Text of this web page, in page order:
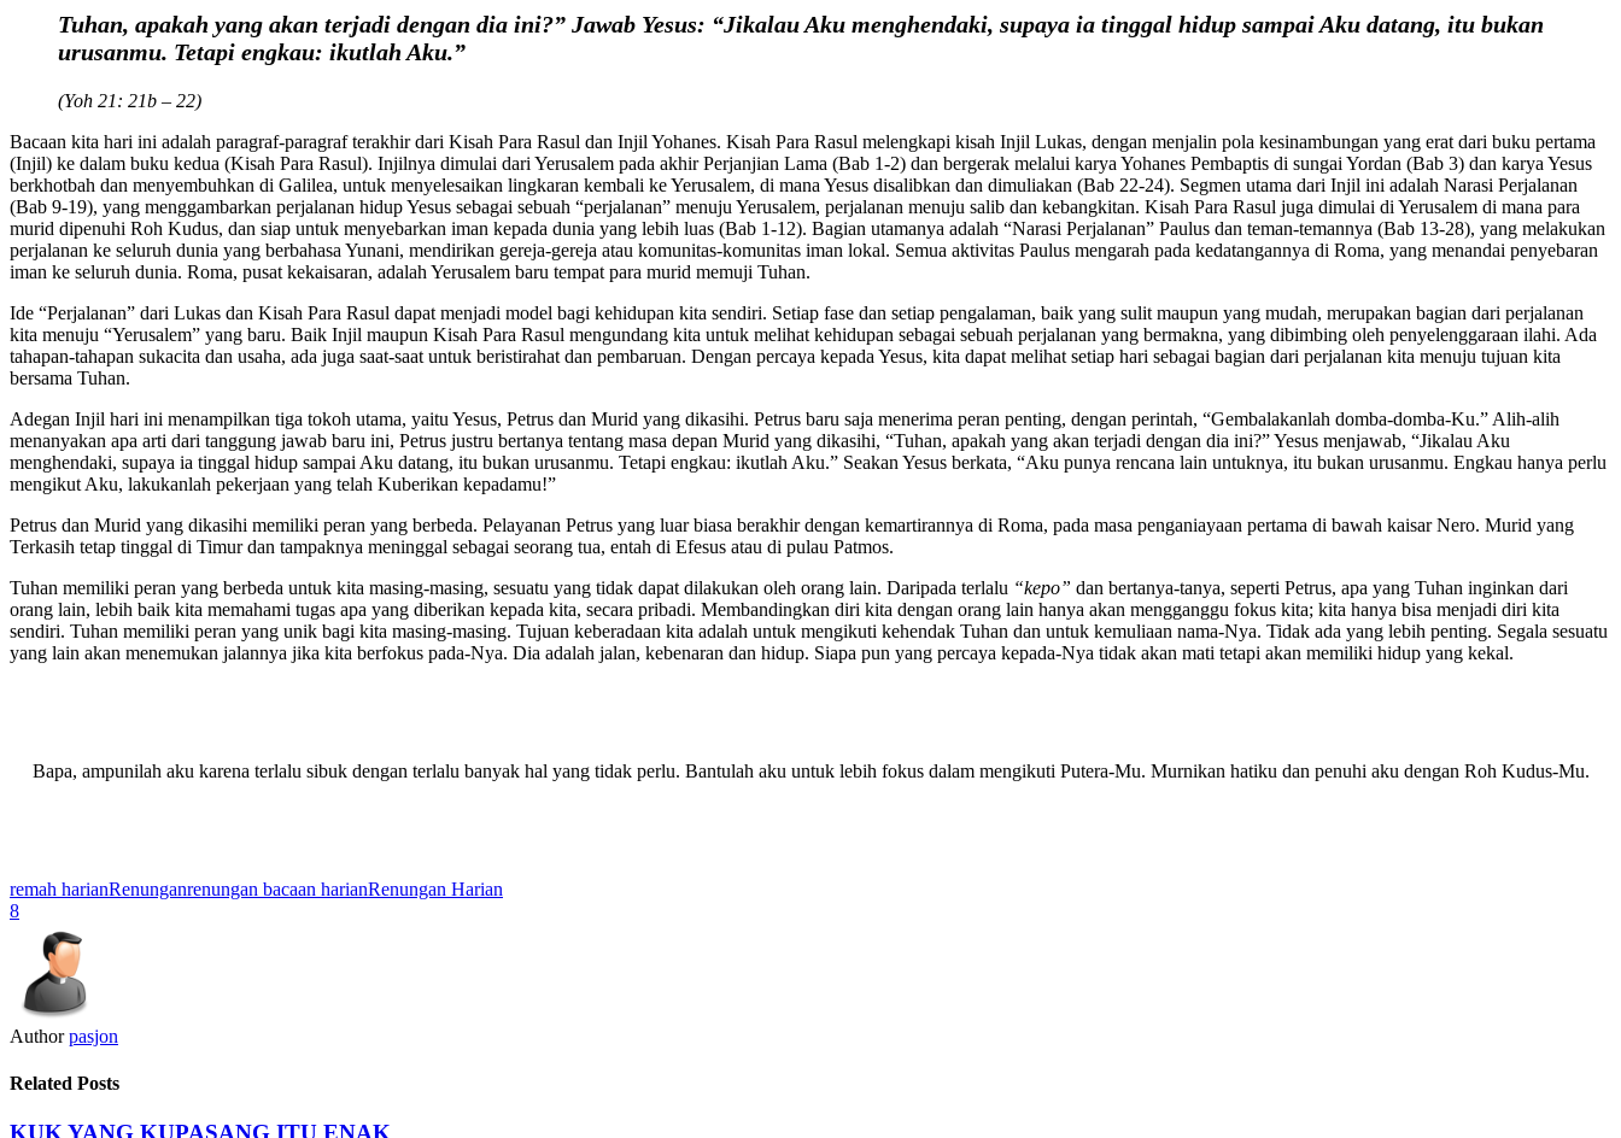
Tuhan, apakah yang akan terjadi dengan dia ini?” Jawab Yesus: “Jikalau Aku menghendaki, supaya ia tinggal hidup sampai Aku datang, itu bukan
urusanmu. Tetapi engkau: ikutlah Aku.”
(Yoh 21: 21b – 22)
Bacaan kita hari ini adalah paragraf-paragraf terakhir dari Kisah Para Rasul dan Injil Yohanes. Kisah Para Rasul melengkapi kisah Injil Lukas, dengan menjalin pola kesinambungan yang erat dari buku pertama
(Injil) ke dalam buku kedua (Kisah Para Rasul). Injilnya dimulai dari Yerusalem pada akhir Perjanjian Lama (Bab 1-2) dan bergerak melalui karya Yohanes Pembaptis di sungai Yordan (Bab 3) dan karya Yesus
berkhotbah dan menyembuhkan di Galilea, untuk menyelesaikan lingkaran kembali ke Yerusalem, di mana Yesus disalibkan dan dimuliakan (Bab 22-24). Segmen utama dari Injil ini adalah Narasi Perjalanan
(Bab 9-19), yang menggambarkan perjalanan hidup Yesus sebagai sebuah “perjalanan” menuju Yerusalem, perjalanan menuju salib dan kebangkitan. Kisah Para Rasul juga dimulai di Yerusalem di mana para
murid dipenuhi Roh Kudus, dan siap untuk menyebarkan iman kepada dunia yang lebih luas (Bab 1-12). Bagian utamanya adalah “Narasi Perjalanan” Paulus dan teman-temannya (Bab 13-28), yang melakukan
perjalanan ke seluruh dunia yang berbahasa Yunani, mendirikan gereja-gereja atau komunitas-komunitas iman lokal. Semua aktivitas Paulus mengarah pada kedatangannya di Roma, yang menandai penyebaran
iman ke seluruh dunia. Roma, pusat kekaisaran, adalah Yerusalem baru tempat para murid memuji Tuhan.
Ide “Perjalanan” dari Lukas dan Kisah Para Rasul dapat menjadi model bagi kehidupan kita sendiri. Setiap fase dan setiap pengalaman, baik yang sulit maupun yang mudah, merupakan bagian dari perjalanan
kita menuju “Yerusalem” yang baru. Baik Injil maupun Kisah Para Rasul mengundang kita untuk melihat kehidupan sebagai sebuah perjalanan yang bermakna, yang dibimbing oleh penyelenggaraan ilahi. Ada
tahapan-tahapan sukacita dan usaha, ada juga saat-saat untuk beristirahat dan pembaruan. Dengan percaya kepada Yesus, kita dapat melihat setiap hari sebagai bagian dari perjalanan kita menuju tujuan kita
bersama Tuhan.
Adegan Injil hari ini menampilkan tiga tokoh utama, yaitu Yesus, Petrus dan Murid yang dikasihi. Petrus baru saja menerima peran penting, dengan perintah, “Gembalakanlah domba-domba-Ku.” Alih-alih
menanyakan apa arti dari tanggung jawab baru ini, Petrus justru bertanya tentang masa depan Murid yang dikasihi, “Tuhan, apakah yang akan terjadi dengan dia ini?” Yesus menjawab, “Jikalau Aku
menghendaki, supaya ia tinggal hidup sampai Aku datang, itu bukan urusanmu. Tetapi engkau: ikutlah Aku.” Seakan Yesus berkata, “Aku punya rencana lain untuknya, itu bukan urusanmu. Engkau hanya perlu
mengikut Aku, lakukanlah pekerjaan yang telah Kuberikan kepadamu!”
Petrus dan Murid yang dikasihi memiliki peran yang berbeda. Pelayanan Petrus yang luar biasa berakhir dengan kemartirannya di Roma, pada masa penganiayaan pertama di bawah kaisar Nero. Murid yang
Terkasih tetap tinggal di Timur dan tampaknya meninggal sebagai seorang tua, entah di Efesus atau di pulau Patmos.
Tuhan memiliki peran yang berbeda untuk kita masing-masing, sesuatu yang tidak dapat dilakukan oleh orang lain. Daripada terlalu “kepo” dan bertanya-tanya, seperti Petrus, apa yang Tuhan inginkan dari
orang lain, lebih baik kita memahami tugas apa yang diberikan kepada kita, secara pribadi. Membandingkan diri kita dengan orang lain hanya akan mengganggu fokus kita; kita hanya bisa menjadi diri kita
sendiri. Tuhan memiliki peran yang unik bagi kita masing-masing. Tujuan keberadaan kita adalah untuk mengikuti kehendak Tuhan dan untuk kemuliaan nama-Nya. Tidak ada yang lebih penting. Segala sesuatu
yang lain akan menemukan jalannya jika kita berfokus pada-Nya. Dia adalah jalan, kebenaran dan hidup. Siapa pun yang percaya kepada-Nya tidak akan mati tetapi akan memiliki hidup yang kekal.
Bapa, ampunilah aku karena terlalu sibuk dengan terlalu banyak hal yang tidak perlu. Bantulah aku untuk lebih fokus dalam mengikuti Putera-Mu. Murnikan hatiku dan penuhi aku dengan Roh Kudus-Mu.
remah harianRenunganrenungan bacaan harianRenungan Harian
8
Author pasjon
Related Posts